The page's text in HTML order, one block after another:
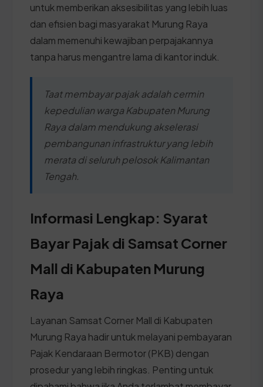
untuk memberikan aksesibilitas yang lebih luas
dan efisien bagi masyarakat Murung Raya
dalam memenuhi kewajiban perpajakannya
tanpa harus mengantre lama di kantor induk.
Taat membayar pajak adalah cermin
kepedulian warga Kabupaten Murung
Raya dalam mendukung akselerasi
pembangunan infrastruktur yang lebih
merata di seluruh pelosok Kalimantan
Tengah.
Informasi Lengkap: Syarat
Bayar Pajak di Samsat Corner
Mall di Kabupaten Murung
Raya
Layanan Samsat Corner Mall di Kabupaten
Murung Raya hadir untuk melayani pembayaran
Pajak Kendaraan Bermotor (PKB) dengan
prosedur yang lebih ringkas. Penting untuk